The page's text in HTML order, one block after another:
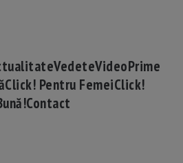
VedeteVideoPrime
Click! Pentru FemeiClick!
Contact